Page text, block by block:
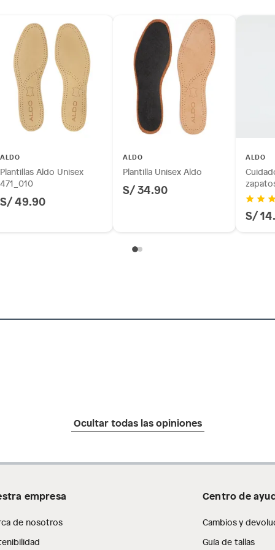
tienen:
productos para asfalto, hormigón, albañilería.
productos para asfalto.
tecnología, línea blanca, colchones, muebles,
suplementos alimenticios, vitaminas.
ALDO
Plantillas Aldo Unisex
471_010
S/ 49.90
ALDO
Plantilla Unisex Aldo
S/ 34.90
ALDO
S/
Ocultar todas las opiniones
empresa
de nosotros
Centro de
Cambios y
Guía de tallas